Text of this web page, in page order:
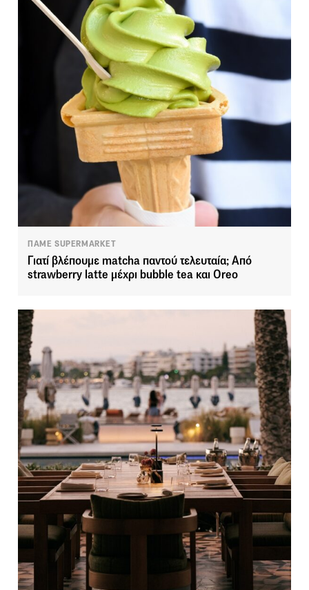
ΠΑΜΕ SUPERMARKET
Γιατί βλέπουμε matcha παντού τελευταία; Από
strawberry latte μέχρι bubble tea και Oreo